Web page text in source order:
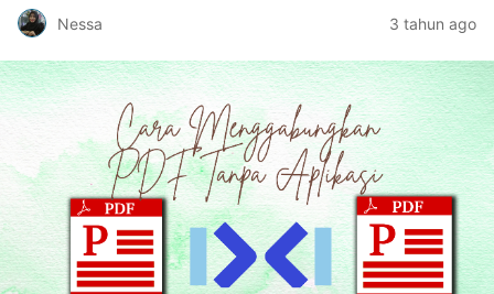
Nessa 3 tahun ago